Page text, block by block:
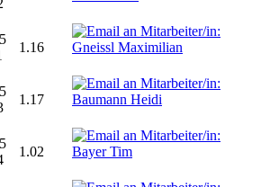
1.16
1.17
1.02